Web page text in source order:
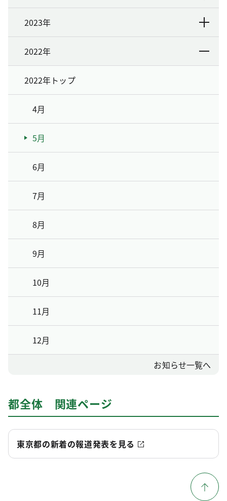
2023年
2022年
2022年トップ
4月
5月
6月
7月
8月
9月
10月
11月
12月
お知らせ一覧へ
都全体 関連ページ
東京都の新着の報道発表を見る